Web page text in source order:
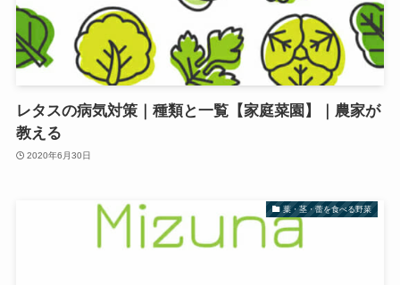
レタスの病気対策｜種類と一覧【家庭菜園】｜農家が
教える
2020年6月30日
葉・茎・蕾を食べる野菜